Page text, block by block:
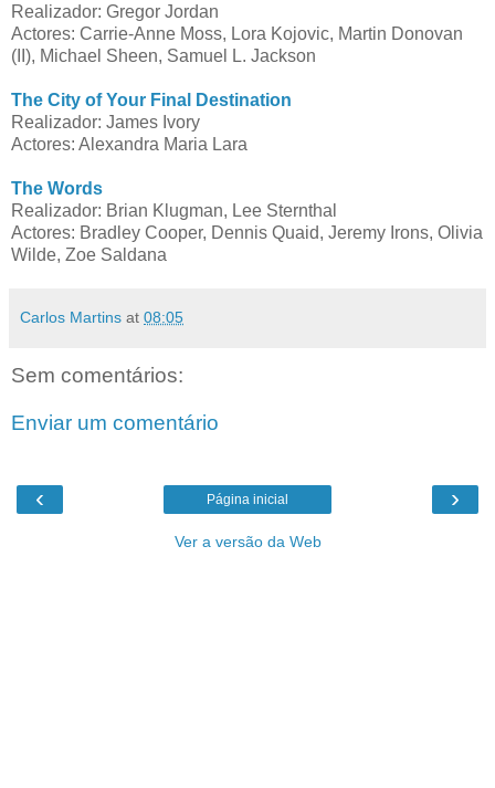
Realizador: Gregor Jordan
Actores: Carrie-Anne Moss, Lora Kojovic, Martin Donovan
(II), Michael Sheen, Samuel L. Jackson
The City of Your Final Destination
Realizador: James Ivory
Actores: Alexandra Maria Lara
The Words
Realizador: Brian Klugman, Lee Sternthal
Actores: Bradley Cooper, Dennis Quaid, Jeremy Irons, Olivia
Wilde, Zoe Saldana
Carlos Martins at 08:05
Sem comentários:
Enviar um comentário
‹ ›
Página inicial
Ver a versão da Web